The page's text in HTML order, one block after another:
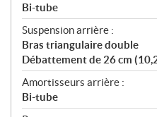
Bi-tube
Suspension arrière :
Bras triangulaire double
Débattement de 26 cm
Amortisseurs arrière :
Bi-tube